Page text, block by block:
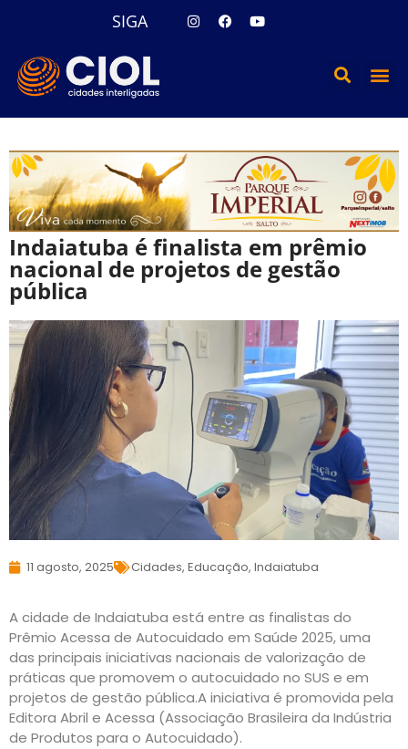
SIGA
Indaiatuba é finalista em prêmio
nacional de projetos de gestão
pública
11 agosto, 2025 Cidades, Educação, Indaiatuba
A cidade de Indaiatuba está entre as finalistas do
Prêmio Acessa de Autocuidado em Saúde 2025, uma
das principais iniciativas nacionais de valorização de
práticas que promovem o autocuidado no SUS e em
projetos de gestão pública.A iniciativa é promovida pela
Editora Abril e Acessa (Associação Brasileira da Indústria
de Produtos para o Autocuidado).